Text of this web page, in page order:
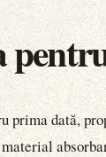
prima dată,